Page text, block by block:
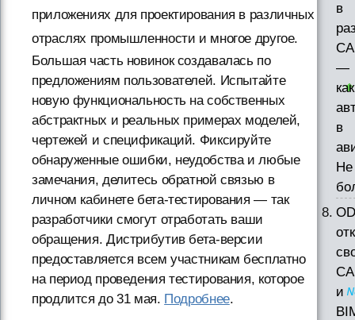
приложениях для проектирования в различных
отраслях промышленности и многое другое.
Большая часть новинок создавалась по
предложениям пользователей. Испытайте
новую функциональность на собственных
абстрактных и реальных примерах моделей,
чертежей и спецификаций. Фиксируйте
обнаруженные ошибки, неудобства и любые
замечания, делитесь обратной связью в
личном кабинете бета-тестирования — так
разработчики смогут отработать ваши
обращения. Дистрибутив бета-версии
предоставляется всем участникам бесплатно
на период проведения тестирования, которое
продлится до 31 мая. Подробнее.
в
—
как
в
Не
и